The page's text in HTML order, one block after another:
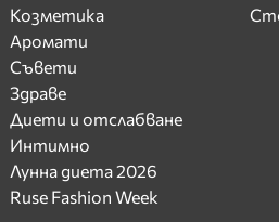
Козметика
Аромати
Съвети
Здраве
Диети и отслабване
Интимно
Лунна диета 2026
Ruse Fashion Week